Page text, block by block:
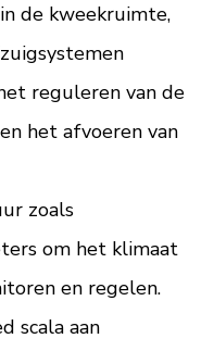
de kweekruimte,
reguleren van de
het afvoeren van
zoals
om het klimaat
en regelen.
scala aan